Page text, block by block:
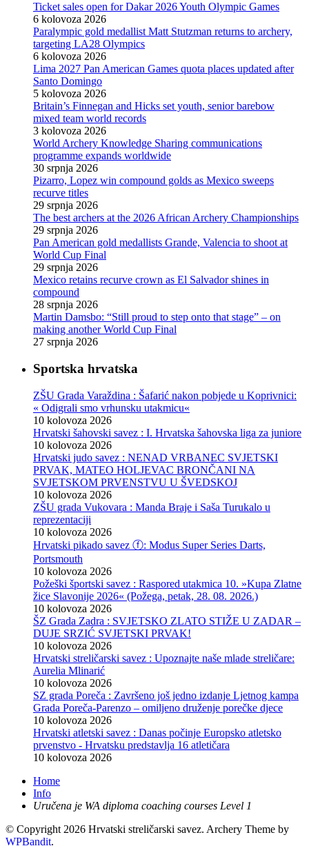
Ticket sales open for Dakar 2026 Youth Olympic Games
6 kolovoza 2026
Paralympic gold medallist Matt Stutzman returns to archery,
targeting LA28 Olympics
6 kolovoza 2026
Lima 2027 Pan American Games quota places updated after
Santo Domingo
5 kolovoza 2026
Britain’s Finnegan and Hicks set youth, senior barebow
mixed team world records
3 kolovoza 2026
World Archery Knowledge Sharing communications
programme expands worldwide
30 srpnja 2026
Pizarro, Lopez win compound golds as Mexico sweeps
recurve titles
29 srpnja 2026
The best archers at the 2026 African Archery Championships
29 srpnja 2026
Pan American gold medallists Grande, Valencia to shoot at
World Cup Final
29 srpnja 2026
Mexico retains recurve crown as El Salvador shines in
compound
28 srpnja 2026
Martin Damsbo: “Still proud to step onto that stage” – on
making another World Cup Final
27 srpnja 2026
Sportska hrvatska
ZŠU Grada Varaždina : Šafarić nakon pobjede u Koprivnici:
« Odigrali smo vrhunsku utakmicu«
10 kolovoza 2026
Hrvatski šahovski savez : I. Hrvatska šahovska liga za juniore
10 kolovoza 2026
Hrvatski judo savez : NENAD VRBANEC SVJETSKI
PRVAK, MATEO HOLJEVAC BRONČANI NA
SVJETSKOM PRVENSTVU U ŠVEDSKOJ
10 kolovoza 2026
ZŠU grada Vukovara : Manda Braje i Saša Turukalo u
reprezentaciji
10 kolovoza 2026
Hrvatski pikado savez ⓕ: Modus Super Series Darts,
Portsmouth
10 kolovoza 2026
Požeški športski savez : Raspored utakmica 10. »Kupa Zlatne
žice Slavonije 2026« (Požega, petak, 28. 08. 2026.)
10 kolovoza 2026
ŠZ Grada Zadra : SVJETSKO ZLATO STIŽE U ZADAR –
DUJE SRZIĆ SVJETSKI PRVAK!
10 kolovoza 2026
Hrvatski streličarski savez : Upoznajte naše mlade streličare:
Aurelia Mlinarić
10 kolovoza 2026
SZ grada Poreča : Završeno još jedno izdanje Ljetnog kampa
Grada Poreča-Parenzo – omiljeno druženje porečke djece
10 kolovoza 2026
Hrvatski atletski savez : Danas počinje Europsko atletsko
prvenstvo - Hrvatsku predstavlja 16 atletičara
10 kolovoza 2026
Home
Info
Uručena je WA diploma coaching courses Level 1
© Copyright 2026 Hrvatski streličarski savez. Archery Theme by
WPBandit.